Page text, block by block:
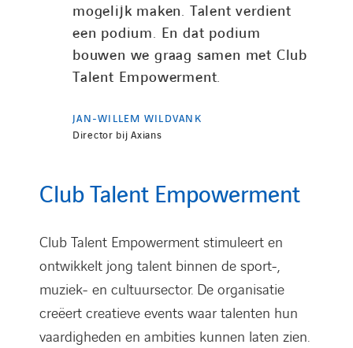
mogelijk maken. Talent verdient
een podium. En dat podium
bouwen we graag samen met Club
Talent Empowerment.
JAN-WILLEM WILDVANK
Director bij Axians
Club Talent Empowerment
Club Talent Empowerment stimuleert en
ontwikkelt jong talent binnen de sport-,
muziek- en cultuursector. De organisatie
creëert creatieve events waar talenten hun
vaardigheden en ambities kunnen laten zien.